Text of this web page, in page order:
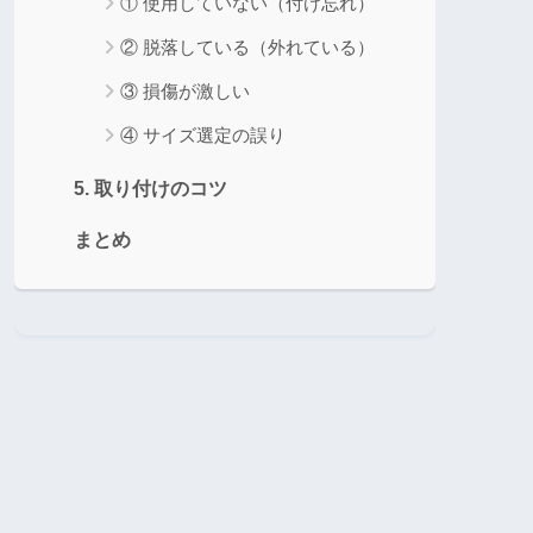
② 脱落している（外れている）
③ 損傷が激しい
④ サイズ選定の誤り
5. 取り付けのコツ
まとめ